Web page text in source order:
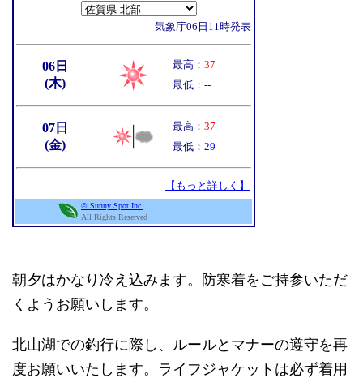
朝夕はかなり冷え込みます。防寒着をご持参いただ
くようお願いします。
北山湖での釣行に際し、ルールとマナーの遵守を再
度お願いいたします。ライフジャケットは必ず着用